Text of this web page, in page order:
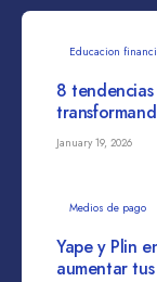
Educacion
8
January 19, 2026
Medios de pago
Yape y Plin
aumentar